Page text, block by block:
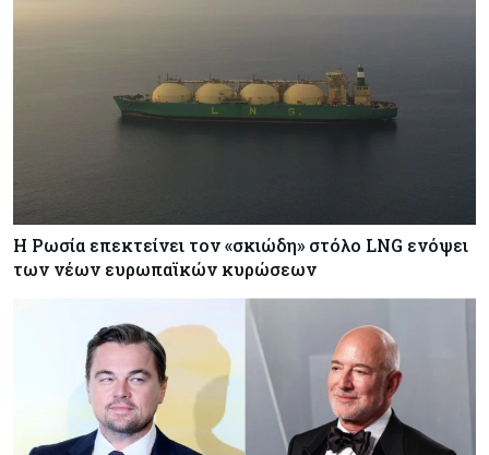
Η Ρωσία επεκτείνει τον «σκιώδη» στόλο LNG ενόψει
των νέων ευρωπαϊκών κυρώσεων